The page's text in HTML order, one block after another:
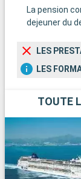
La pension
dejeuner du
LES
LES
TOUTE